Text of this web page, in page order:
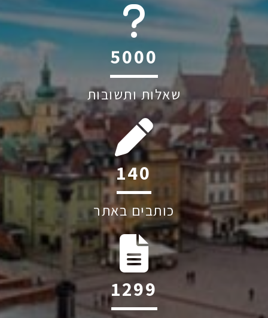
6045
שאלות ותשובות
211
כותבים באתר
1960